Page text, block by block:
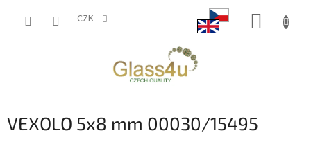
CZK
VEXOLO 5x8 mm 00030/15495